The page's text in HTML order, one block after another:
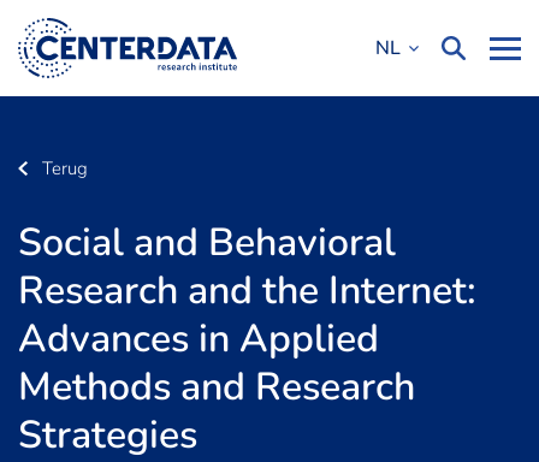
NL
Terug
Social and Behavioral
Research and the Internet:
Advances in Applied
Methods and Research
Strategies